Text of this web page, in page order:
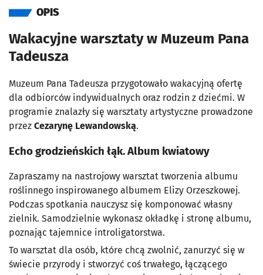
OPIS
Wakacyjne warsztaty w Muzeum Pana
Tadeusza
Muzeum Pana Tadeusza przygotowało wakacyjną ofertę
dla odbiorców indywidualnych oraz rodzin z dziećmi. W
programie znalazły się warsztaty artystyczne prowadzone
przez Cezarynę Lewandowską.
Echo grodzieńskich łąk. Album kwiatowy
Zapraszamy na nastrojowy warsztat tworzenia albumu
roślinnego inspirowanego albumem Elizy Orzeszkowej.
Podczas spotkania nauczysz się komponować własny
zielnik. Samodzielnie wykonasz okładkę i stronę albumu,
poznając tajemnice introligatorstwa.
To warsztat dla osób, które chcą zwolnić, zanurzyć się w
świecie przyrody i stworzyć coś trwałego, łączącego